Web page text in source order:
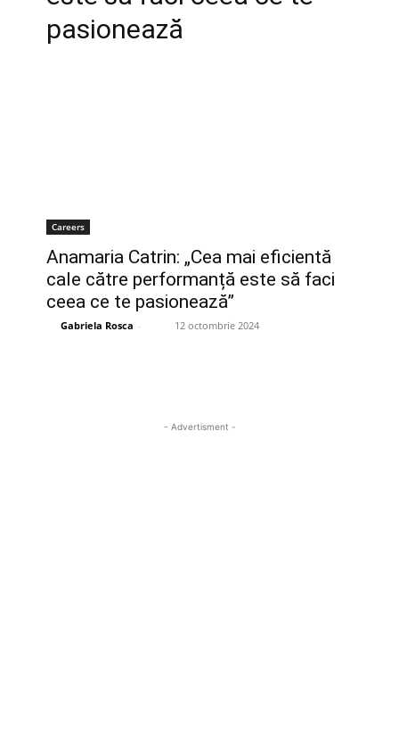
pasionează
Careers
Anamaria Catrin: „Cea mai eficientă
cale către performanță este să faci
ceea ce te pasionează”
Gabriela Rosca - 12 octombrie 2024
- Advertisment -